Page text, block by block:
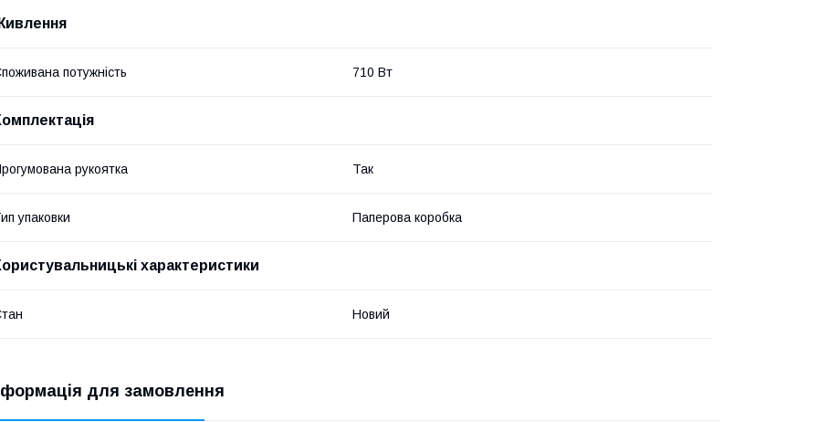
потужність 710 Вт
рукоятка Так
упаковки Паперова коробка
характеристики
Новий
для замовлення